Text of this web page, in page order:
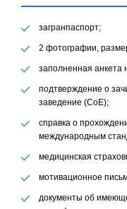
загранпаспорт;
2 фотографии,
заполненная анкета
подтверждение о
заведение (CoE);
справка о
международным
медицинская
мотивационное
документы об